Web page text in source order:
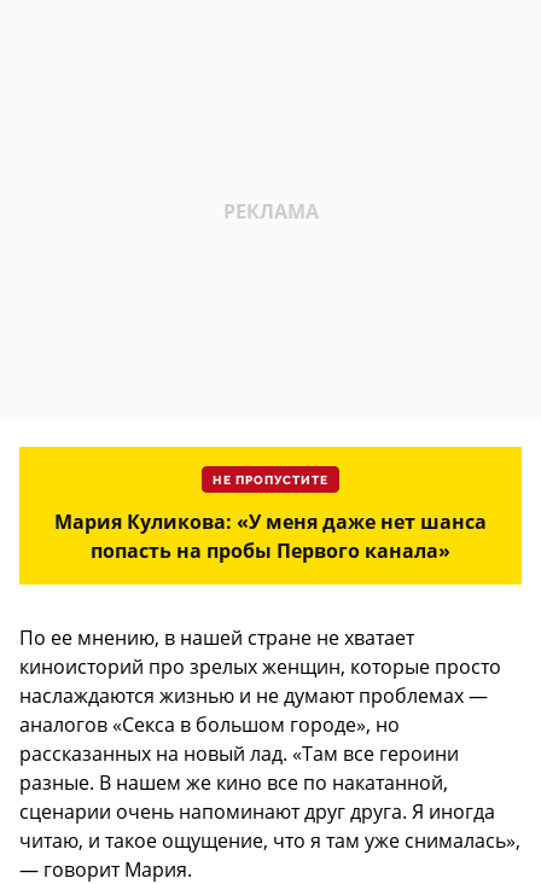
НЕ ПРОПУСТИТЕ
Мария Куликова: «У меня даже нет шанса
попасть на пробы Первого канала»
По ее мнению, в нашей стране не хватает
киноисторий про зрелых женщин, которые просто
наслаждаются жизнью и не думают проблемах —
аналогов «Секса в большом городе», но
рассказанных на новый лад. «Там все героини
разные. В нашем же кино все по накатанной,
сценарии очень напоминают друг друга. Я иногда
читаю, и такое ощущение, что я там уже снималась»,
— говорит Мария.